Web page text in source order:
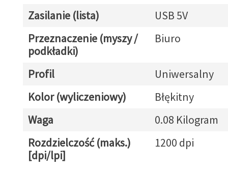
Zasilanie (lista)
USB 5V
Przeznaczenie (myszy /
podkładki)
Biuro
Profil
Uniwersalny
Kolor (wyliczeniowy)
Błękitny
Waga
0.08 Kilogram
Rozdzielczość (maks.)
[dpi/lpi]
1200 dpi